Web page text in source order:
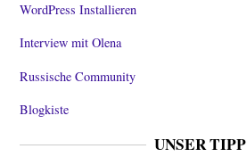
WordPress Installieren
Interview mit Olena
Russische Community
Blogkiste
UNSER TIPP